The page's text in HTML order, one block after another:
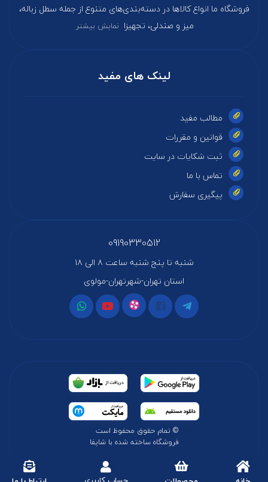
فروشگاه ما انواع کالاها در دسته‌بندی‌های متنوع از جمله سطل زباله،
میز و صندلی، تجهیزا نمایش بیشتر
لینک های مفید
مطالب مفید
قوانین و مقررات
ثبت شکایات در سایت
تماس با ما
پیگیری سفارش
09190330512
شنبه تا پنج شنبه ساعت ۸ الی ۱۸
استان تهران-شهرتهران-مولوی
© تمام حقوق محفوظ است
فروشگاه ساخته شده با شاپفا